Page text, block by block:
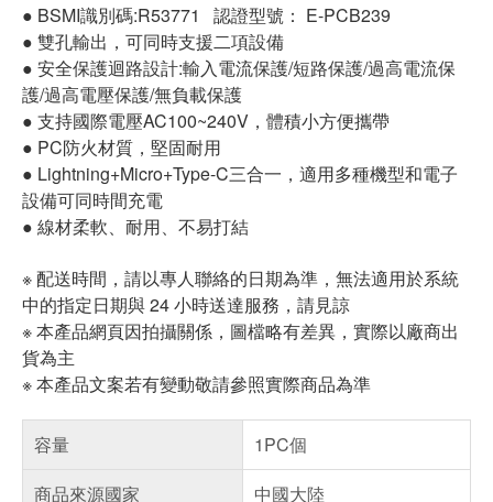
● BSMI識別碼:R53771 認證型號： E-PCB239
● 雙孔輸出，可同時支援二項設備
● 安全保護迴路設計:輸入電流保護/短路保護/過高電流保
護/過高電壓保護/無負載保護
● 支持國際電壓AC100~240V，體積小方便攜帶
● PC防火材質，堅固耐用
● Lightning+Micro+Type-C三合一，適用多種機型和電子
設備可同時間充電
● 線材柔軟、耐用、不易打結
※ 配送時間，請以專人聯絡的日期為準，無法適用於系統
中的指定日期與 24 小時送達服務，請見諒
※ 本產品網頁因拍攝關係，圖檔略有差異，實際以廠商出
貨為主
※ 本產品文案若有變動敬請參照實際商品為準
容量
1PC個
商品來源國家
中國大陸